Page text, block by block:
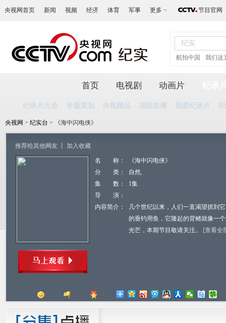
央视网首页 新闻 视频 经济 体育 军事 更多 节目官网
航拍中国 我们这
首页 电视剧 动画片
纪录片大全 专题策划 央视精品 顶级首播 我爱纪录片
央视网 > 纪实台 > 《海中闪电侠》
推荐给其他网友 加入收藏
名 称：
《海中闪电侠》
分 类：
自然,
集 数：
1集
导 演：
内容简介：
几个世纪以来，人们一直渴望抓到
的垂钓用鱼，它隆起的背鳍就像一
光芒，本期节目敬请关注。
[查看全